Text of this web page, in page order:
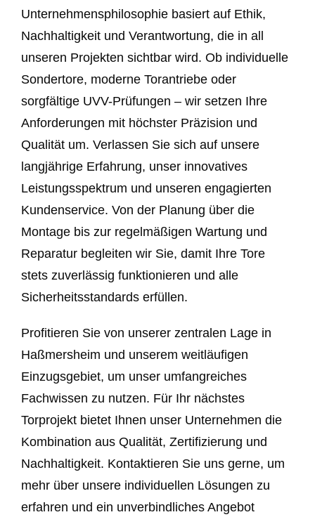
Unternehmensphilosophie basiert auf Ethik,
Nachhaltigkeit und Verantwortung, die in all
unseren Projekten sichtbar wird. Ob individuelle
Sondertore, moderne Torantriebe oder
sorgfältige UVV-Prüfungen – wir setzen Ihre
Anforderungen mit höchster Präzision und
Qualität um. Verlassen Sie sich auf unsere
langjährige Erfahrung, unser innovatives
Leistungsspektrum und unseren engagierten
Kundenservice. Von der Planung über die
Montage bis zur regelmäßigen Wartung und
Reparatur begleiten wir Sie, damit Ihre Tore
stets zuverlässig funktionieren und alle
Sicherheitsstandards erfüllen.
Profitieren Sie von unserer zentralen Lage in
Haßmersheim und unserem weitläufigen
Einzugsgebiet, um unser umfangreiches
Fachwissen zu nutzen. Für Ihr nächstes
Torprojekt bietet Ihnen unser Unternehmen die
Kombination aus Qualität, Zertifizierung und
Nachhaltigkeit. Kontaktieren Sie uns gerne, um
mehr über unsere individuellen Lösungen zu
erfahren und ein unverbindliches Angebot